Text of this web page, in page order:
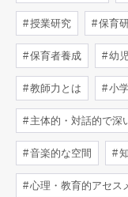
授業研究 保育
保育者養成 幼
教師力とは 小
主体的・対話的で深
音楽的な空間
心理・教育的アセス